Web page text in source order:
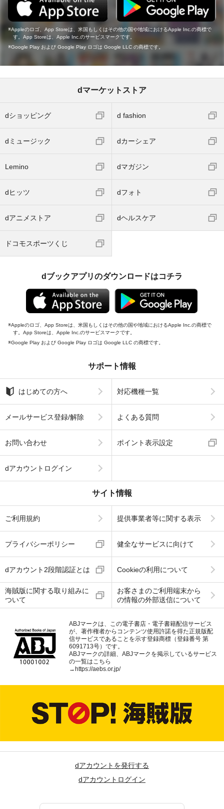
Appleのロゴ、App Storeは、米国もしくはその他の国や地域におけるApple Inc.の商標で
す。App Storeは、Apple Inc.のサービスマークです。
Google Play および Google Play ロゴは Google LLC の商標です。
dマーケットストア
dショッピング d fashion
dミュージック dカーシェア
Lemino dマガジン
dヒッツ dフォト
dアニメストア dヘルスケア
ドコモスポーツくじ
dブックアプリのダウンロードはコチラ
Appleのロゴ、App Storeは、米国もしくはその他の国や地域におけるApple Inc.の商標で
す。App Storeは、Apple Inc.のサービスマークです。
Google Play および Google Play ロゴは Google LLC の商標です。
サポート情報
はじめての方へ 対応機種一覧
メールサービス登録/解除 よくある質問
お問い合わせ ポイント表示設定
dアカウントログイン
サイト情報
ご利用規約 提供事業者等に関する表示
プライバシーポリシー 健全なサービスに向けて
dアカウント2段階認証とは Cookieの利用について
海賊版に関する取り組みに
ついて
お客さまのご利用端末から
の情報の外部送信について
ABJマークは、この電子書店・電子書籍配信サービス
が、著作権者からコンテンツ使用許諾を得た正規版配
信サービスであることを示す登録商標（登録番号 第
6091713号）です。
ABJマークの詳細、ABJマークを掲示しているサービス
の一覧はこちら
→ https://aebs.or.jp/
dアカウントを発行する
dアカウントログイン